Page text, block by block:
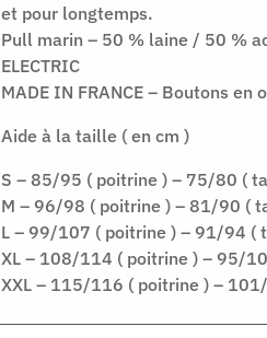
et pour longtemps.
Pull marin – 50 % laine / 50 %
ELECTRIC
MADE IN FRANCE – Boutons en
Aide à la taille ( en cm )
S – 85/95 ( poitrine ) – 75/80 (
M – 96/98 ( poitrine ) – 81/90 (
L – 99/107 ( poitrine ) – 91/94 (
XL – 108/114 ( poitrine ) – 95/
XXL – 115/116 ( poitrine ) –